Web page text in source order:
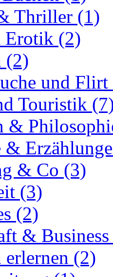
Thriller (1)
Erotik (2)
(2)
und
Touristik
&
&
& Co (3)
(3)
(2)
&
erlernen (2)